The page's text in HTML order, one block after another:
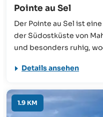
Pointe au Sel
Der Pointe au Sel ist
der Südostküste von
und besonders ruhig,
zeitweise auch zum
tropischen Sonne der
Details ansehen
1.9 KM